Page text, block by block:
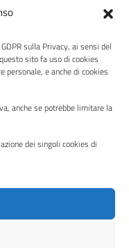
sulla Privacy, ai sensi del
sito fa uso di cookies
personale, e anche di cookies
anche se potrebbe limitare la
dei singoli cookies di